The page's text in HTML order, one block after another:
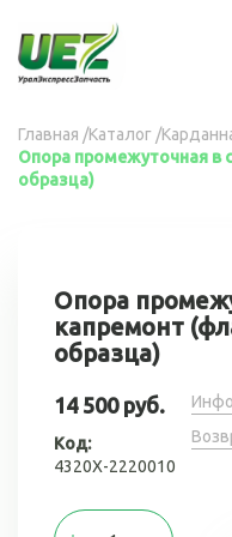
основному
содержанию
Вы
здесь
Главная /Каталог /
Опора промежуточная в
образца)
Опора
капремонт
образца)
14 500 руб.
Код:
4320Х-2220010